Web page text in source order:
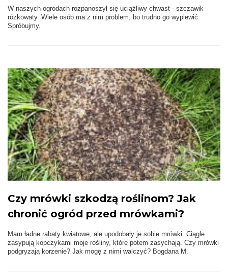
W naszych ogrodach rozpanoszył się uciążliwy chwast - szczawik
różkowaty. Wiele osób ma z nim problem, bo trudno go wyplewić.
Spróbujmy.
Czy mrówki szkodzą roślinom? Jak
chronić ogród przed mrówkami?
Mam ładne rabaty kwiatowe, ale upodobały je sobie mrówki. Ciągle
zasypują kopczykami moje rośliny, które potem zasychają. Czy mrówki
podgryzają korzenie? Jak mogę z nimi walczyć? Bogdana M.